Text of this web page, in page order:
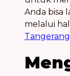
Anda bisa
melalui
Tangerang